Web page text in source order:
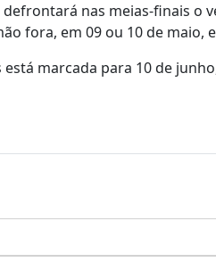
nas meias-finais
fora, em 09 ou 10 de maio,
marcada para 10 de